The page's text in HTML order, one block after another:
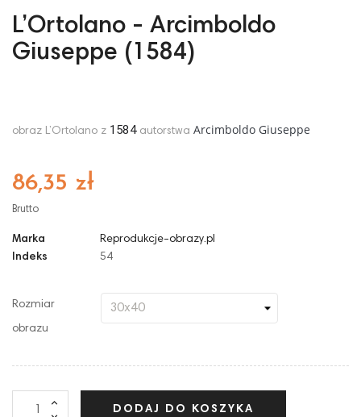
L’Ortolano - Arcimboldo
Giuseppe (1584)
obraz L’Ortolano z 1584autorstwa Arcimboldo Giuseppe
86,35 zł
Brutto
Marka
Reprodukcje-obrazy.pl
Indeks
54
Rozmiar
obrazu
DODAJ DO KOSZYKA